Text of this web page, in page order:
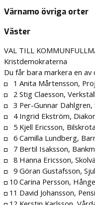
Värnamo övriga orter
Väster
VAL TILL
Kristdemokraterna
Du får bara markera en av
1 Anita Mårtensson,
2 Stig Claesson,
3 Per-Gunnar Dahlgren,
4 Ingrid Ekström,
5 Kjell Ericsson,
6 Camilla Lundberg,
7 Bertil Isaksson,
8 Hanna Ericsson,
9 Göran Gustafsson,
10 Carina Persson,
11 David Johansson,